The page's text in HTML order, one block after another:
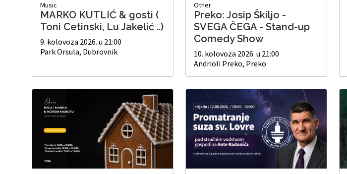
Music
MARKO KUTLIĆ & gosti (
Toni Cetinski, Lu Jakelić ..)
9. kolovoza 2026. u 21:00
Park Orsula, Dubrovnik
Other
Preko: Josip Škiljo -
SVEGA ČEGA - Stand-up
Comedy Show
10. kolovoza 2026. u 21:00
Andrioli Preko, Preko